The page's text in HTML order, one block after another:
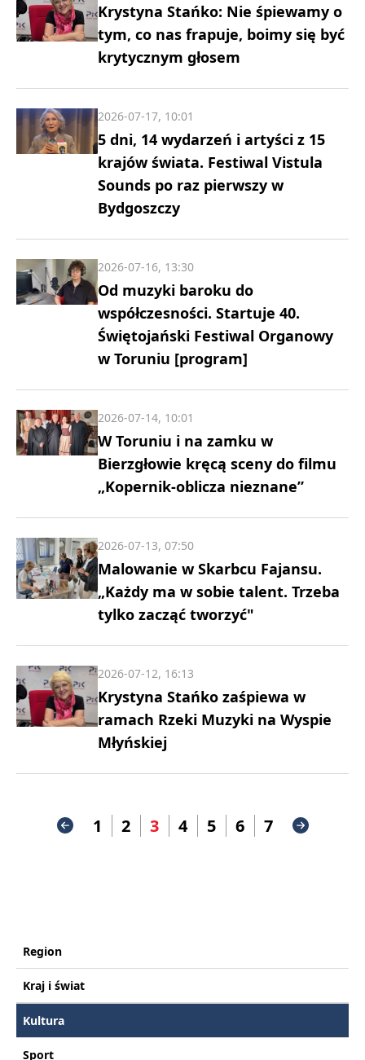
Krystyna Stańko: Nie śpiewamy o
tym, co nas frapuje, boimy się być
krytycznym głosem
5 dni, 14 wydarzeń i artyści z 15
krajów świata. Festiwal Vistula
Sounds po raz pierwszy w
Bydgoszczy
2026-07-17, 10:01
Od muzyki baroku do
współczesności. Startuje 40.
Świętojański Festiwal Organowy
w Toruniu [program]
2026-07-16, 13:30
W Toruniu i na zamku w
Bierzgłowie kręcą sceny do filmu
„Kopernik-oblicza nieznane”
2026-07-14, 10:01
Malowanie w Skarbcu Fajansu.
„Każdy ma w sobie talent. Trzeba
tylko zacząć tworzyć"
2026-07-13, 07:50
Krystyna Stańko zaśpiewa w
ramach Rzeki Muzyki na Wyspie
Młyńskiej
2026-07-12, 16:13
1 2 3 4 5 6 7
Region
Kraj i świat
Kultura
Sport